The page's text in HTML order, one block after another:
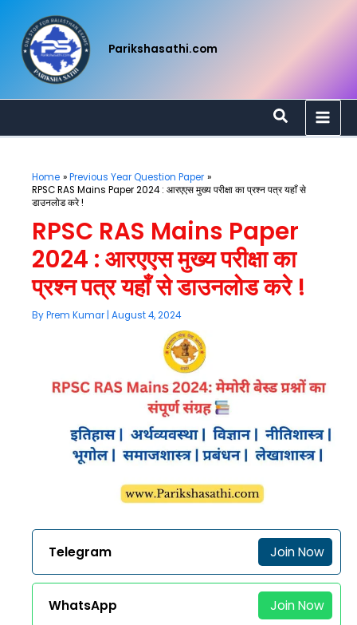
content
Parikshasathi.com
Search
Home
Previous Year Question Paper
RPSC RAS Mains Paper 2024 : आरएएस मुख्य परीक्षा का प्रश्न पत्र यहाँ से
डाउनलोड करे !
RPSC RAS Mains Paper
2024 : आरएएस मुख्य परीक्षा का
प्रश्न पत्र यहाँ से डाउनलोड करे !
ByPrem Kumar August 4, 2024
Telegram Join Now
WhatsApp Join Now